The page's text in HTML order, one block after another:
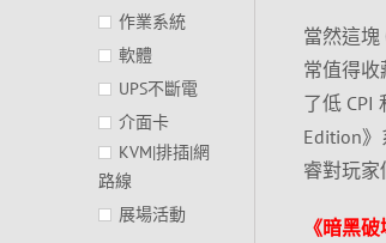
當然這塊
常值得
了低 CPI
Edition
睿對玩家
《暗黑
作業系統
軟體
UPS不斷電
介面卡
KVM|排插|網
路線
展場活動